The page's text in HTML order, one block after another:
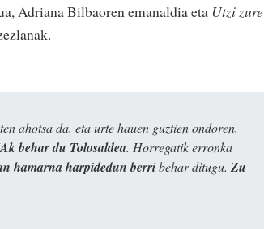
Adriana Bilbaoren emanaldia eta Utzi zure
ahotsa da, eta urte hauen guztien ondoren,
behar du Tolosaldea. Horregatik erronka
hamarna harpidedun berribehar ditugu. Zu